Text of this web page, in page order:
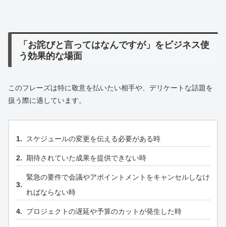
「お詫びと言ってはなんですが」をビジネス使
う効果的な場面
このフレーズは特に敬意を払いたい相手や、デリケートな話題を
扱う際に適しています。
スケジュールの変更を伝える必要がある時
期待されていた成果を提供できない時
緊急の要件で会議やアポイントメントをキャンセルしなけ
ればならない時
プロジェクトの遅延や予算のカットが発生した時